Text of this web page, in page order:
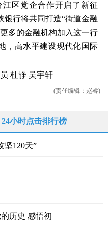
区党企合作开启了新征
行将共同打造“街道金融
多的金融机构加入这一行
，高水平建设现代化国际
杜静 吴宇轩
(责任编辑：赵睿)
24小时点击排行榜
坚120天”
历史 感悟初